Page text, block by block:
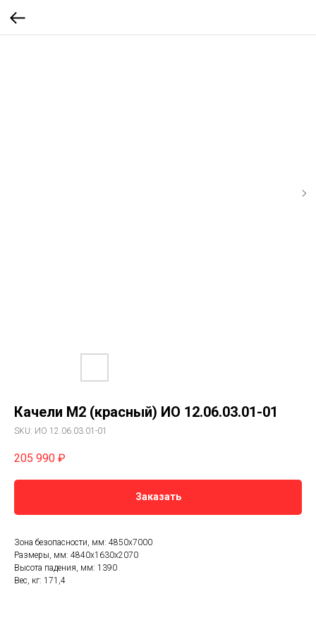
Качели М2 (красный) ИО 12.06.03.01-01
SKU: ИО 12.06.03.01-01
205 990 ₽
Заказать
Зона безопасности, мм: 4850х7000
Размеры, мм: 4840х1630х2070
Высота падения, мм: 1390
Вес, кг: 171,4